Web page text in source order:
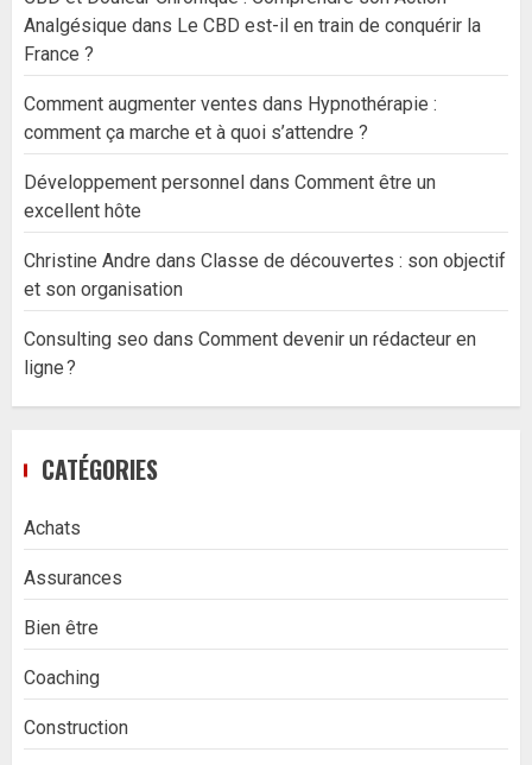
Analgésique dans Le CBD est-il en train de conquérir la
France ?
Comment augmenter ventes dans Hypnothérapie :
comment ça marche et à quoi s’attendre ?
Développement personnel dans Comment être un
excellent hôte
Christine Andre dans Classe de découvertes : son objectif
et son organisation
Consulting seo dans Comment devenir un rédacteur en
ligne ?
CATÉGORIES
Achats
Assurances
Bien être
Coaching
Construction